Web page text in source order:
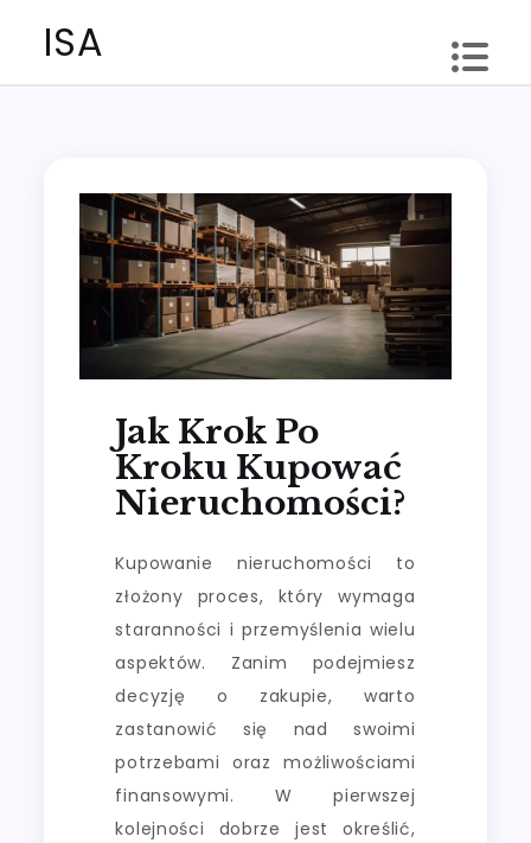
ISA
Jak Krok Po
Kroku Kupować
Nieruchomości?
Kupowanie nieruchomości to
złożony proces, który wymaga
staranności i przemyślenia wielu
aspektów. Zanim podejmiesz
decyzję o zakupie, warto
zastanowić się nad swoimi
potrzebami oraz możliwościami
finansowymi. W pierwszej
kolejności dobrze jest określić,